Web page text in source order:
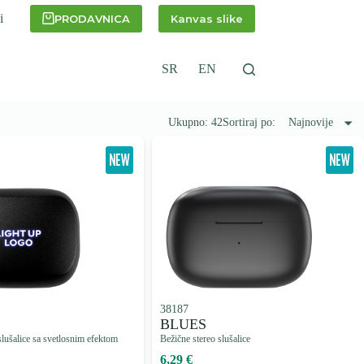
PRODAVNICA Kanvas slike
SR EN
Ukupno: 42Sortiraj po: Najnovije
sa svetlosnim efektom
38187
BLUES
Bežične stereo slušalice
6,29 €